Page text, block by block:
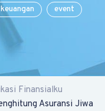
keuangan event
Finansialku
Asuransi Jiwa